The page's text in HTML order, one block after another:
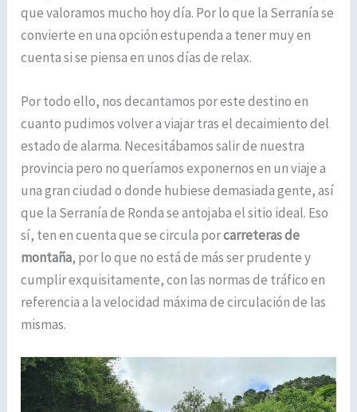
que valoramos mucho hoy día. Por lo que la Serranía se
convierte en una opción estupenda a tener muy en
cuenta si se piensa en unos días de relax.
Por todo ello, nos decantamos por este destino en
cuanto pudimos volver a viajar tras el decaimiento del
estado de alarma. Necesitábamos salir de nuestra
provincia pero no queríamos exponernos en un viaje a
una gran ciudad o donde hubiese demasiada gente, así
que la Serranía de Ronda se antojaba el sitio ideal. Eso
sí, ten en cuenta que se circula porcarreteras de
montaña, por lo que no está de más ser prudente y
cumplir exquisitamente, con las normas de tráfico en
referencia a la velocidad máxima de circulación de las
mismas.